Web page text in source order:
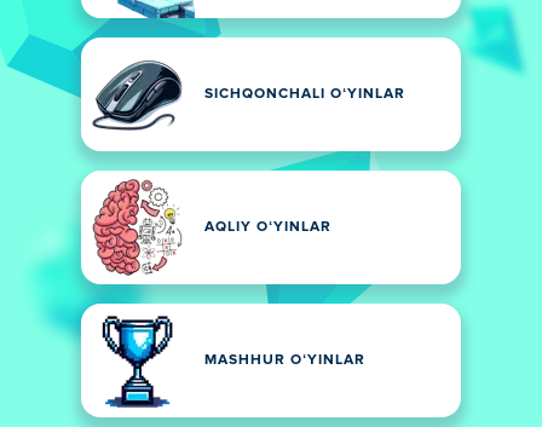
SICHQONCHALI OʻYINLAR
AQLIY OʻYINLAR
MASHHUR OʻYINLAR